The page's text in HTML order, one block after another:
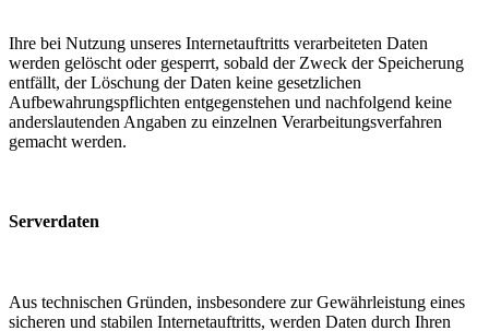
Ihre bei Nutzung unseres Internetauftritts verarbeiteten Daten
werden gelöscht oder gesperrt, sobald der Zweck der Speicherung
entfällt, der Löschung der Daten keine gesetzlichen
Aufbewahrungspflichten entgegenstehen und nachfolgend keine
anderslautenden Angaben zu einzelnen Verarbeitungsverfahren
gemacht werden.
Serverdaten
Aus technischen Gründen, insbesondere zur Gewährleistung eines
sicheren und stabilen Internetauftritts, werden Daten durch Ihren